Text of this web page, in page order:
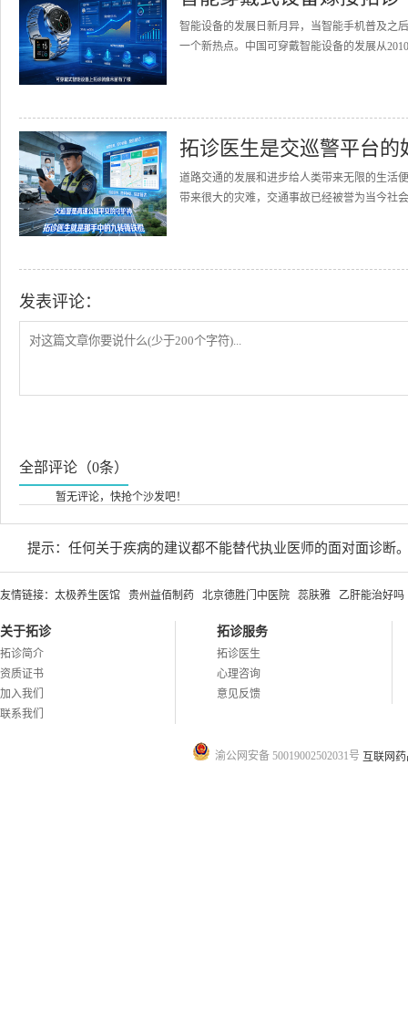
智能设备的发展日新月异，当智能手机普及之
一个新热点。中国可穿戴智能设备的发展从
拓诊医生是交巡警平台的
道路交通的发展和进步给人类带来无限的生活
带来很大的灾难，交通事故已经被誉为当今社
发表评论：
全部评论（0条）
暂无评论，快抢个沙发吧！
提示：任何关于疾病的建议都不能替代执业医师的面对面诊断
友情链接： 太极养生医馆 贵州益佰制药 北京德胜门中医院 蕊肤雅 乙肝能治好吗
关于拓诊
拓诊简介
资质证书
加入我们
联系我们
拓诊服务
拓诊医生
心理咨询
意见反馈
渝公网安备 50019002502031号 互联网